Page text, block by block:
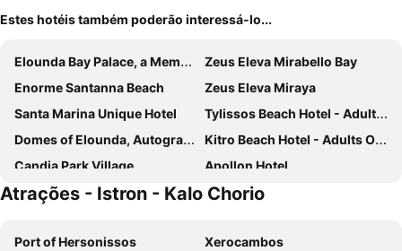
Estes hotéis também poderão interessá-lo...
Elounda Bay Palace, a Member of the Leading Hotels of the World
Zeus Eleva Mirabello Bay
Enorme Santanna Beach
Zeus Eleva Miraya
Santa Marina Unique Hotel
Tylissos Beach Hotel - Adults Only
Domes of Elounda, Autograph Collection
Kitro Beach Hotel - Adults Only
Candia Park Village
Apollon Hotel
Mistral Bay Hotel
InterContinental Crete by IHG
Mistral Mare Hotel
Faedra Beach Resort
Atrações - Istron - Kalo Chorio
Port of Hersonissos
Xerocambos